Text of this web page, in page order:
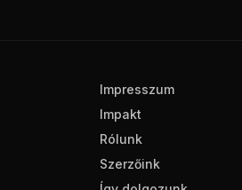
Impresszum
Impakt
Rólunk
Szerzőink